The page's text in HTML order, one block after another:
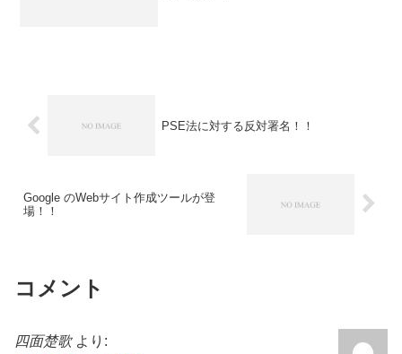
PSE法に対する反対署名！！
Google のWebサイト作成ツールが登
場！！
コメント
四面楚歌 より: